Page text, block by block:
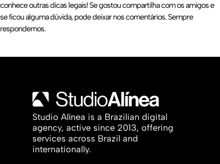
conhece outras dicas legais! Se gostou compartilha com os amigos e
se ficou alguma dúvida, pode deixar nos comentários. Sempre
respondemos.
Studio Alínea is a Brazilian digital
agency, active since 2013, offering
services across Brazil and
internationally.